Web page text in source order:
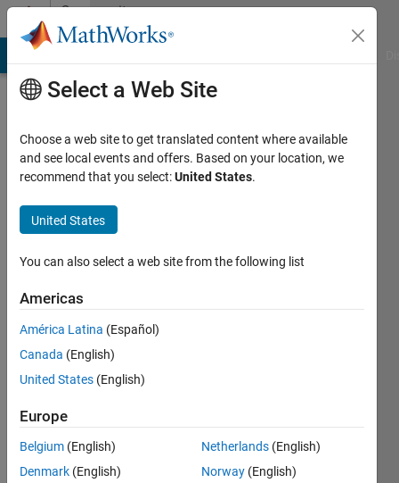
Skip to contentCommunity
Profile
祐
加
納
Last
years
ago
since
Followers:
Select a Web Site
Choose a web site to get translated content where available
and see local events and offers. Based on your location, we
recommend that you select:United States.
United States
You can also select a web site from the following list
Americas
América Latina (Español)
Canada (English)
United States (English)
Europe
Belgium (English)
Denmark (English)
Netherlands (English)
Norway (English)